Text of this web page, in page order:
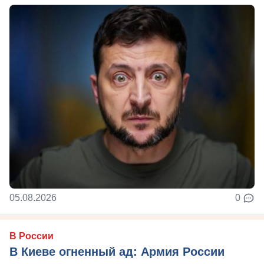
05.08.2026 0
В России
В Киеве огненный ад: Армия России